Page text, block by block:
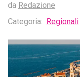
da Redazione
Categoria:
Regionali